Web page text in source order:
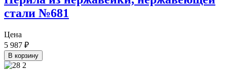
стали №681
Цена
5 987 ₽
В корзину